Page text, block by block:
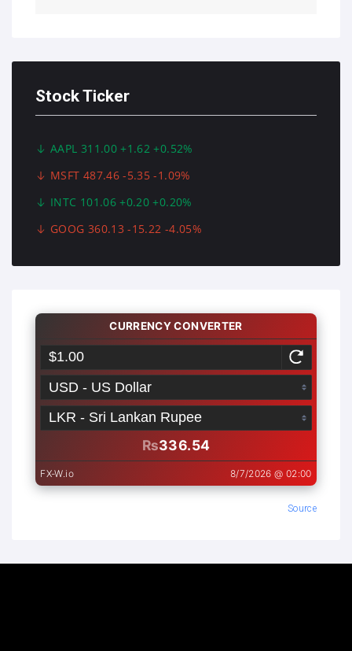
Stock Ticker
AAPL 311.00 +1.62 +0.52%
MSFT 487.46 -5.35 -1.09%
INTC 101.06 +0.20 +0.20%
GOOG 360.13 -15.22 -4.05%
Source